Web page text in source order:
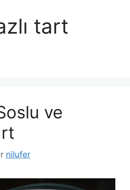
tart
ve
nilufer